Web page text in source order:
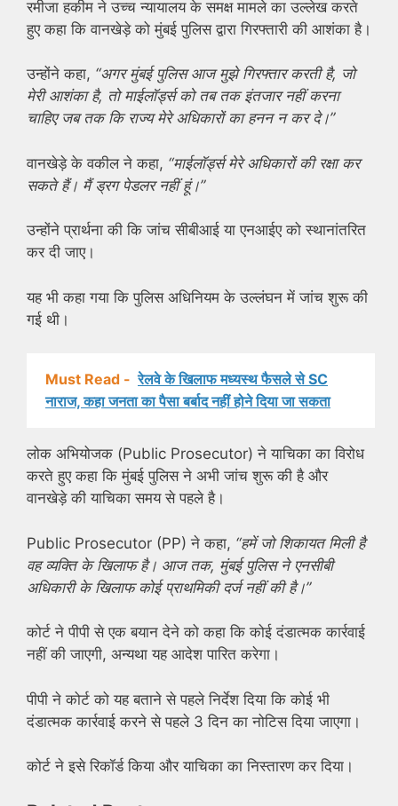
रमीजा हकीम ने उच्च न्यायालय के समक्ष मामले का उल्लेख करते
हुए कहा कि वानखेड़े को मुंबई पुलिस द्वारा गिरफ्तारी की आशंका है।
उन्होंने कहा, “अगर मुंबई पुलिस आज मुझे गिरफ्तार करती है, जो
मेरी आशंका है, तो माईलॉर्ड्स को तब तक इंतजार नहीं करना
चाहिए जब तक कि राज्य मेरे अधिकारों का हनन न कर दे।”
वानखेड़े के वकील ने कहा, “माईलॉर्ड्स मेरे अधिकारों की रक्षा कर
सकते हैं। मैं ड्रग पेडलर नहीं हूं।”
उन्होंने प्रार्थना की कि जांच सीबीआई या एनआईए को स्थानांतरित
कर दी जाए।
यह भी कहा गया कि पुलिस अधिनियम के उल्लंघन में जांच शुरू की
गई थी।
Must Read - रेलवे के खिलाफ मध्यस्थ फैसले से SC
नाराज, कहा जनता का पैसा बर्बाद नहीं होने दिया जा सकता
लोक अभियोजक (Public Prosecutor) ने याचिका का विरोध
करते हुए कहा कि मुंबई पुलिस ने अभी जांच शुरू की है और
वानखेड़े की याचिका समय से पहले है।
Public Prosecutor (PP) ने कहा, “हमें जो शिकायत मिली है
वह व्यक्ति के खिलाफ है। आज तक, मुंबई पुलिस ने एनसीबी
अधिकारी के खिलाफ कोई प्राथमिकी दर्ज नहीं की है।”
कोर्ट ने पीपी से एक बयान देने को कहा कि कोई दंडात्मक कार्रवाई
नहीं की जाएगी, अन्यथा यह आदेश पारित करेगा।
पीपी ने कोर्ट को यह बताने से पहले निर्देश दिया कि कोई भी
दंडात्मक कार्रवाई करने से पहले 3 दिन का नोटिस दिया जाएगा।
कोर्ट ने इसे रिकॉर्ड किया और याचिका का निस्तारण कर दिया।